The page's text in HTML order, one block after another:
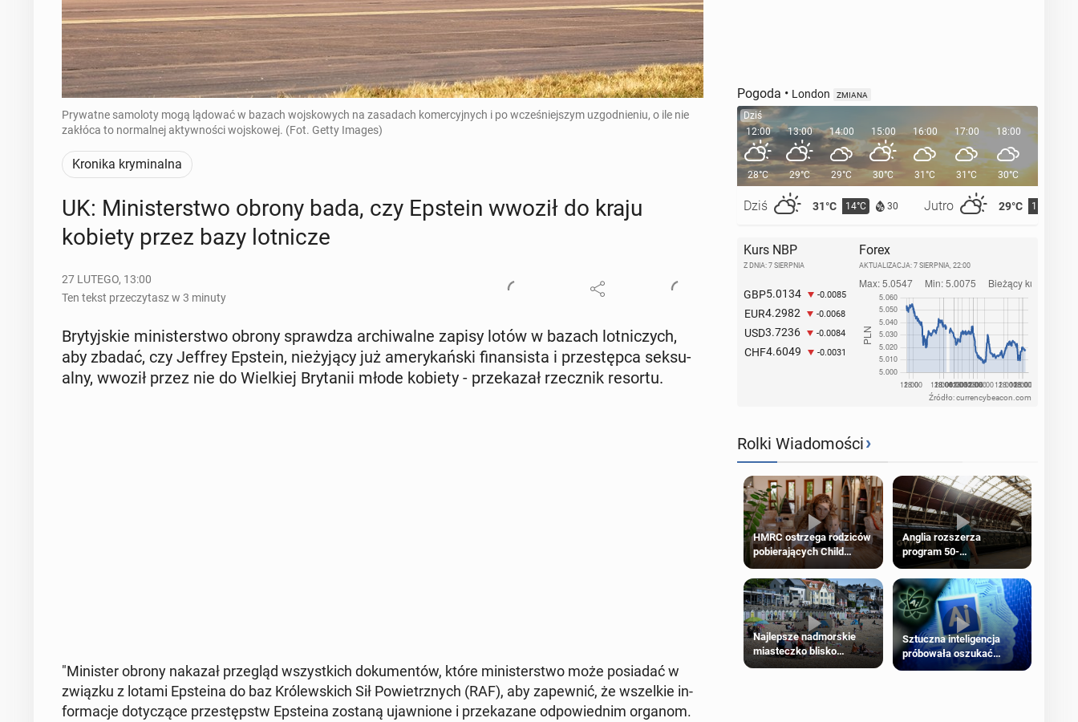
Prywatne samoloty mogą lądować w bazach wojskowych na zasadach komercyjnych i po wcześniejszym uzgodnieniu, o ile nie
zakłóca to normalnej aktywności wojskowej. (Fot. Getty Images)
Kronika kryminalna
UK: Mi­ni­ster­stwo obrony bada, czy Epstein wwoził do kraju
kobiety przez bazy lot­ni­cze
27 LUTEGO, 13:00
Ten tekst przeczytasz w 3 minuty
Bry­tyj­skie mi­ni­ster­stwo obrony spraw­dza ar­chi­wal­ne zapisy lotów w bazach lot­ni­czych,
aby zbadać, czy Jeffrey Epstein, nie­ży­ją­cy już ame­ry­kań­ski fi­nan­si­sta i prze­stęp­ca sek­su­
al­ny, wwoził przez nie do Wiel­kiej Bry­ta­nii młode kobiety - prze­ka­zał rzecz­nik resortu.
"Mi­ni­ster obrony nakazał prze­gląd wszyst­kich do­ku­men­tów, które mi­ni­ster­stwo może po­sia­dać w
związku z lotami Ep­ste­ina do baz Kró­lew­skich Sił Po­wietrz­nych (RAF), aby za­pew­nić, że wszel­kie in­
for­ma­cje do­ty­czą­ce prze­stępstw Ep­ste­ina zostaną ujaw­nio­ne i prze­ka­za­ne od­po­wied­nim organom.
Pogoda • London ZMIANA
Dziś
12:00
28°C
Dziś 31°C 14°C 30 Jutro 29°C 15°C
13:00
29°C
14:00
29°C
15:00
30°C
16:00
31°C
17:00
31°C
18:00
30°C
19:00
Kurs NBP
Z DNIA: 7 SIERPNIA
GBP5.0134 -0.0085
EUR4.2982 -0.0068
USD3.7236 -0.0084
CHF4.6049 -0.0031
Forex
AKTUALIZACJA: 7 SIERPNIA, 22:00
Źródło: currencybeacon.com
Rolki Wiadomości›
HMRC ostrzega rodziców
pobierających Child
Benefit. Mogą być
zobowiązani do zwrotu
zasiłku
Anglia rozszerza
program 50-
procentowych zniżek
kolejowych na 18-latków
Najlepsze nadmorskie
miasteczko blisko
Sztuczna inteligencja
próbowała oszukać
człowieka